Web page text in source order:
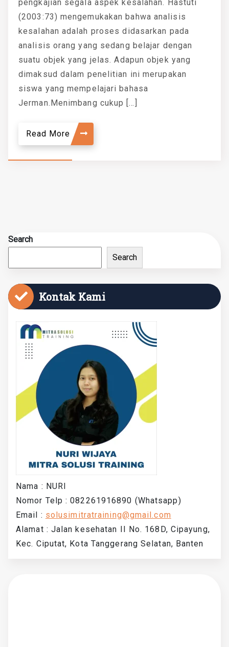
pengkajian segala aspek kesalahan. Hastuti
(2003:73) mengemukakan bahwa analisis
kesalahan adalah proses didasarkan pada
analisis orang yang sedang belajar dengan
suatu objek yang jelas. Adapun objek yang
dimaksud dalam penelitian ini merupakan
siswa yang mempelajari bahasa
Jerman.Menimbang cukup […]
Read More
Search
Search
Kontak Kami
Nama : NURI
Nomor Telp : 082261916890 (Whatsapp)
Email : solusimitratraining@gmail.com
Alamat : Jalan kesehatan II No. 168D, Cipayung,
Kec. Ciputat, Kota Tanggerang Selatan, Banten